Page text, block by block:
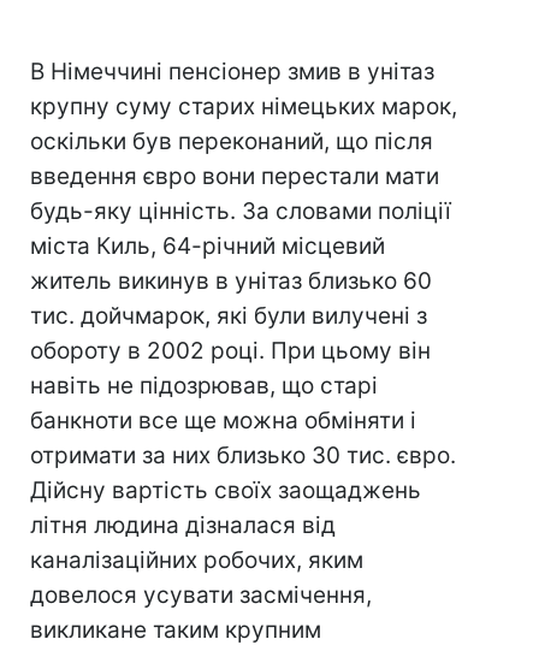
В Німеччині пенсіонер змив в унітаз
крупну суму старих німецьких марок,
оскільки був переконаний, що після
введення євро вони перестали мати
будь-яку цінність. За словами поліції
міста Киль, 64-річний місцевий
житель викинув в унітаз близько 60
тис. дойчмарок, які були вилучені з
обороту в 2002 році. При цьому він
навіть не підозрював, що старі
банкноти все ще можна обміняти і
отримати за них близько 30 тис. євро.
Дійсну вартість своїх заощаджень
літня людина дізналася від
каналізаційних робочих, яким
довелося усувати засмічення,
викликане таким крупним